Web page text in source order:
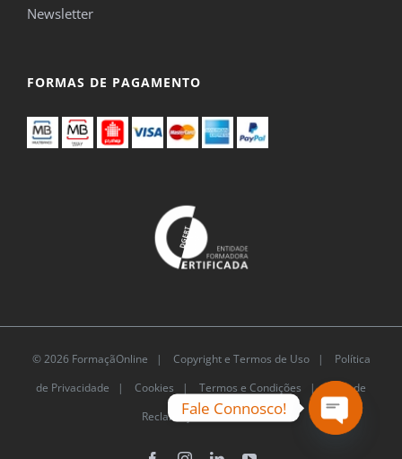
Newsletter
FORMAS DE PAGAMENTO
© 2026 FormaçãOnline | Copyright e Termos de Uso|
Política
de Privacidade | Cookies | Termos e Condições |Livro de
Reclamações Eletrónico
Fale Connosco!